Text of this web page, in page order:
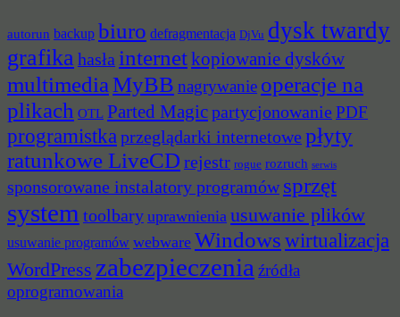
autorun backup biuro defragmentacja DjVu dysk twardy
grafika hasła internetkopiowanie dysków
multimediaMyBB nagrywanie operacje na
plikach OTL Parted Magicpartycjonowanie PDF
programistka przeglądarki internetowe płyty
ratunkowe LiveCD rejestr rogue rozruch serwis
sponsorowane instalatory programów sprzęt
system toolbary uprawnienia usuwanie plików
usuwanie programów webware Windowswirtualizacja
WordPress zabezpieczenia źródła
oprogramowania